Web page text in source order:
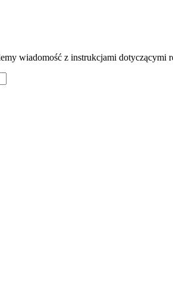
wiadomość z instrukcjami dotyczącymi